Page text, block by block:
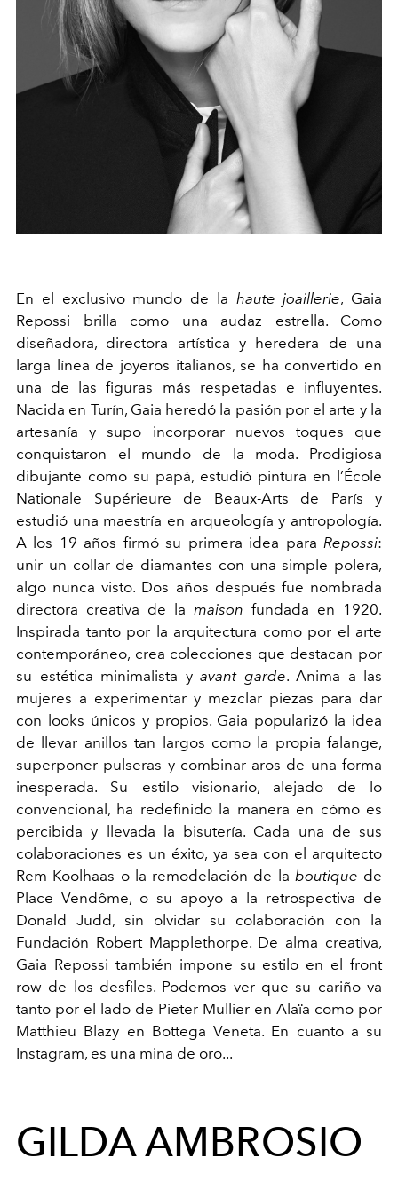
En el exclusivo mundo de la haute joaillerie, Gaia
Repossi brilla como una audaz estrella. Como
diseñadora, directora artística y heredera de una
larga línea de joyeros italianos, se ha convertido en
una de las figuras más respetadas e influyentes.
Nacida en Turín, Gaia heredó la pasión por el arte y la
artesanía y supo incorporar nuevos toques que
conquistaron el mundo de la moda. Prodigiosa
dibujante como su papá, estudió pintura en l’École
Nationale Supérieure de Beaux-Arts de París y
estudió una maestría en arqueología y antropología.
A los 19 años firmó su primera idea para Repossi:
unir un collar de diamantes con una simple polera,
algo nunca visto. Dos años después fue nombrada
directora creativa de la maison fundada en 1920.
Inspirada tanto por la arquitectura como por el arte
contemporáneo, crea colecciones que destacan por
su estética minimalista y avant garde. Anima a las
mujeres a experimentar y mezclar piezas para dar
con looks únicos y propios. Gaia popularizó la idea
de llevar anillos tan largos como la propia falange,
superponer pulseras y combinar aros de una forma
inesperada. Su estilo visionario, alejado de lo
convencional, ha redefinido la manera en cómo es
percibida y llevada la bisutería. Cada una de sus
colaboraciones es un éxito, ya sea con el arquitecto
Rem Koolhaas o la remodelación de la boutique de
Place Vendôme, o su apoyo a la retrospectiva de
Donald Judd, sin olvidar su colaboración con la
Fundación Robert Mapplethorpe. De alma creativa,
Gaia Repossi también impone su estilo en el front
row de los desfiles. Podemos ver que su cariño va
tanto por el lado de Pieter Mullier en Alaïa como por
Matthieu Blazy en Bottega Veneta. En cuanto a su
Instagram, es una mina de oro...
GILDA AMBROSIO